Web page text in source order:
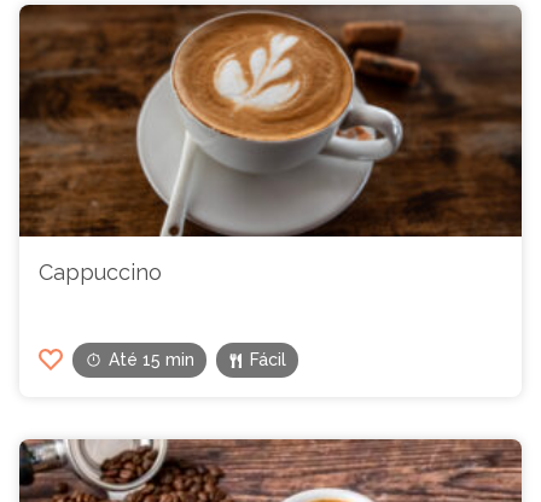
Cappuccino
Até 15 min Fácil